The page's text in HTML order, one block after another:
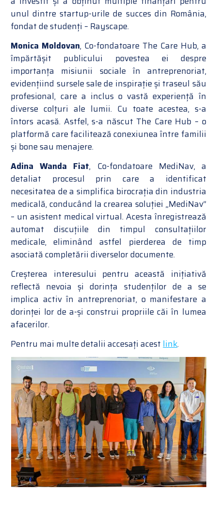
unul dintre startup-urile de succes din România,
fondat de studenți – Rayscape.
Monica Moldovan, Co-fondatoare The Care Hub, a
împărtășit publicului povestea ei despre
importanța misiunii sociale în antreprenoriat,
evidențiind sursele sale de inspirație și traseul său
profesional, care a inclus o vastă experiență în
diverse colțuri ale lumii. Cu toate acestea, s-a
întors acasă. Astfel, s-a născut The Care Hub – o
platformă care facilitează conexiunea între familii
și bone sau menajere.
Adina Wanda Fiat, Co-fondatoare MediNav, a
detaliat procesul prin care a identificat
necesitatea de a simplifica birocrația din industria
medicală, conducând la crearea soluției „MediNav”
– un asistent medical virtual. Acesta înregistrează
automat discuțiile din timpul consultațiilor
medicale, eliminând astfel pierderea de timp
asociată completării diverselor documente.
Creșterea interesului pentru această inițiativă
reflectă nevoia și dorința studenților de a se
implica activ în antreprenoriat, o manifestare a
dorinței lor de a-și construi propriile căi în lumea
afacerilor.
Pentru mai multe detalii accesați acestlink.